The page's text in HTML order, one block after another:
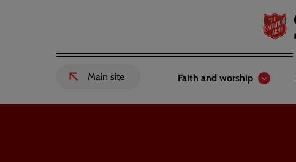
Header
links
External
to
Main site
Main
navigation
Faith and worship